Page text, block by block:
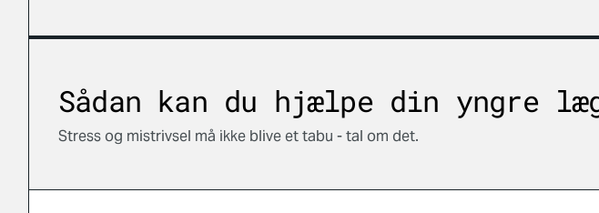
Sådan kan du hjælpe din yngre
Stress og mistrivsel må ikke blive et tabu - tal om det.